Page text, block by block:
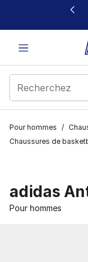
Ce lien s’ouvrira
Pour hommes /
Chaussures de
adidas
Pour hommes